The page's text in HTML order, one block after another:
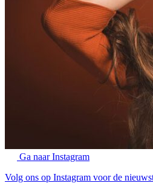
Ga naar Instagram
Volg ons op Instagram voor de